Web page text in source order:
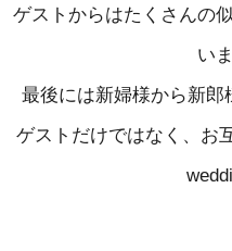
ゲストからはたくさんの
い
最後には新婦様から新
ゲストだけではなく、お